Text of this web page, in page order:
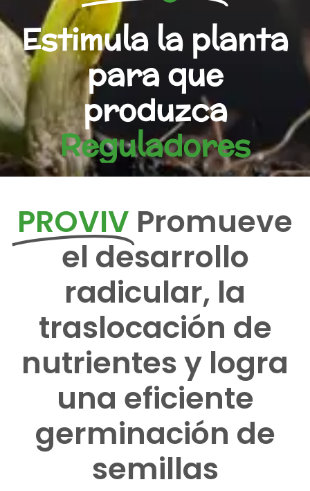
Estimula la planta
para que
produzca
Reguladoresde
PROVIV Promueve
el desarrollo
radicular, la
traslocación de
nutrientes y logra
una eficiente
germinación de
semillas